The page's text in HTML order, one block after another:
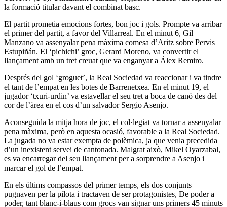
la formació titular davant el combinat basc.
El partit prometia emocions fortes, bon joc i gols. Prompte va arribar
el primer del partit, a favor del Villarreal. En el minut 6, Gil
Manzano va assenyalar pena màxima comesa d’Aritz sobre Pervis
Estupiñán. El ‘pichichi’ groc, Gerard Moreno, va convertir el
llançament amb un tret creuat que va enganyar a Álex Remiro.
Després del gol ‘groguet’, la Real Sociedad va reaccionar i va tindre
el tant de l’empat en les botes de Barrenetxea. En el minut 19, el
jugador ‘txuri-urdin’ va estavellar el seu tret a boca de canó des del
cor de l’àrea en el cos d’un salvador Sergio Asenjo.
Aconseguida la mitja hora de joc, el col·legiat va tornar a assenyalar
pena màxima, però en aquesta ocasió, favorable a la Real Sociedad.
La jugada no va estar exempta de polèmica, ja que venia precedida
d’un inexistent servei de cantonada. Malgrat això, Mikel Oyarzabal,
es va encarregar del seu llançament per a sorprendre a Asenjo i
marcar el gol de l’empat.
En els últims compassos del primer temps, els dos conjunts
pugnaven per la pilota i tractaven de ser protagonistes, De poder a
poder, tant blanc-i-blaus com grocs van signar uns primers 45 minuts